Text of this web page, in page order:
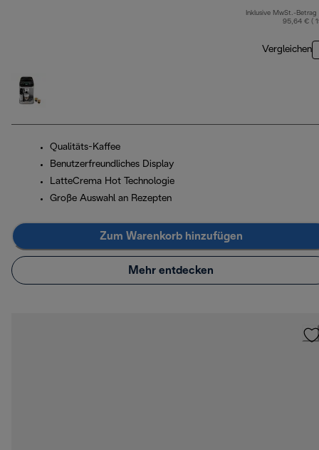
Inklusive MwSt.-Betrag
95,64 € (
Vergleichen
Qualitäts-Kaffee
Benutzerfreundliches Display
LatteCrema Hot Technologie
Große Auswahl an Rezepten
Zum Warenkorb hinzufügen
Mehr entdecken